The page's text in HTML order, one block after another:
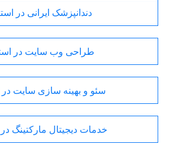
دندانپزشک ایرانی در
طراحی وب سایت در
سئو و بهینه سازی سایت در
خدمات دیجیتال مارکتینگ در